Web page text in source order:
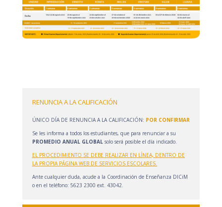
RENUNCIA A LA CALIFICACIÓN
ÚNICO DÍA DE RENUNCIA A LA CALIFICACIÓN: POR CONFIRMAR
Se les informa a todos los estudiantes, que para renunciar a su
PROMEDIO ANUAL GLOBALsolo será posible el día indicado.
EL PROCEDIMIENTO SE DEBE REALIZAR EN LÍNEA, DENTRO DE
LA PROPIA PÁGINA WEB DE SERVICIOS ESCOLARES.
Ante cualquier duda, acude a la Coordinación de Enseñanza DICiM
o en el teléfono: 5623 2300 ext. 43042.